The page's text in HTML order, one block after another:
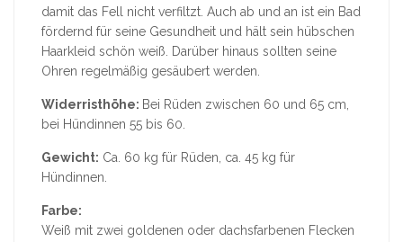
damit das Fell nicht verfiltzt. Auch ab und an ist ein Bad
fördernd für seine Gesundheit und hält sein hübschen
Haarkleid schön weiß. Darüber hinaus sollten seine
Ohren regelmäßig gesäubert werden.
Widerristhöhe: Bei Rüden zwischen 60 und 65 cm,
bei Hündinnen 55 bis 60.
Gewicht: Ca. 60 kg für Rüden, ca. 45 kg für
Hündinnen.
Farbe:
Weiß mit zwei goldenen oder dachsfarbenen Flecken